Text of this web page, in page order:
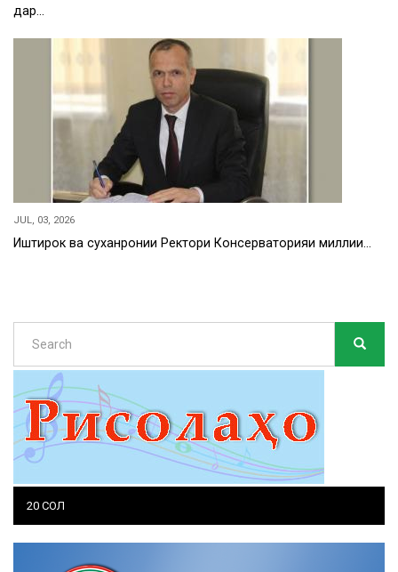
дар…
JUL, 03, 2026
Иштирок ва суханронии Ректори Консерваторияи миллии…
Search
20 СОЛ